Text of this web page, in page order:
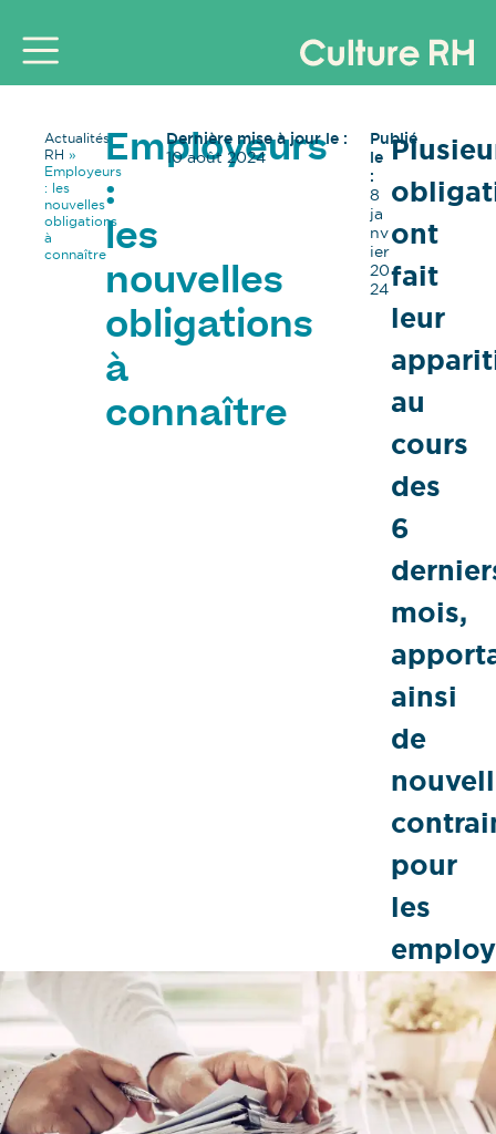
Actualités
RH »
Employeurs
: les
nouvelles
obligations
à
connaître
Employeurs
:
les
nouvelles
obligations
à
connaître
Dernière mise à jour le :
10 août 2024
Publié
le
:
8
ja
nv
ier
20
24
ont
fait
leur
au
cours
des
6
mois,
ainsi
de
pour
les